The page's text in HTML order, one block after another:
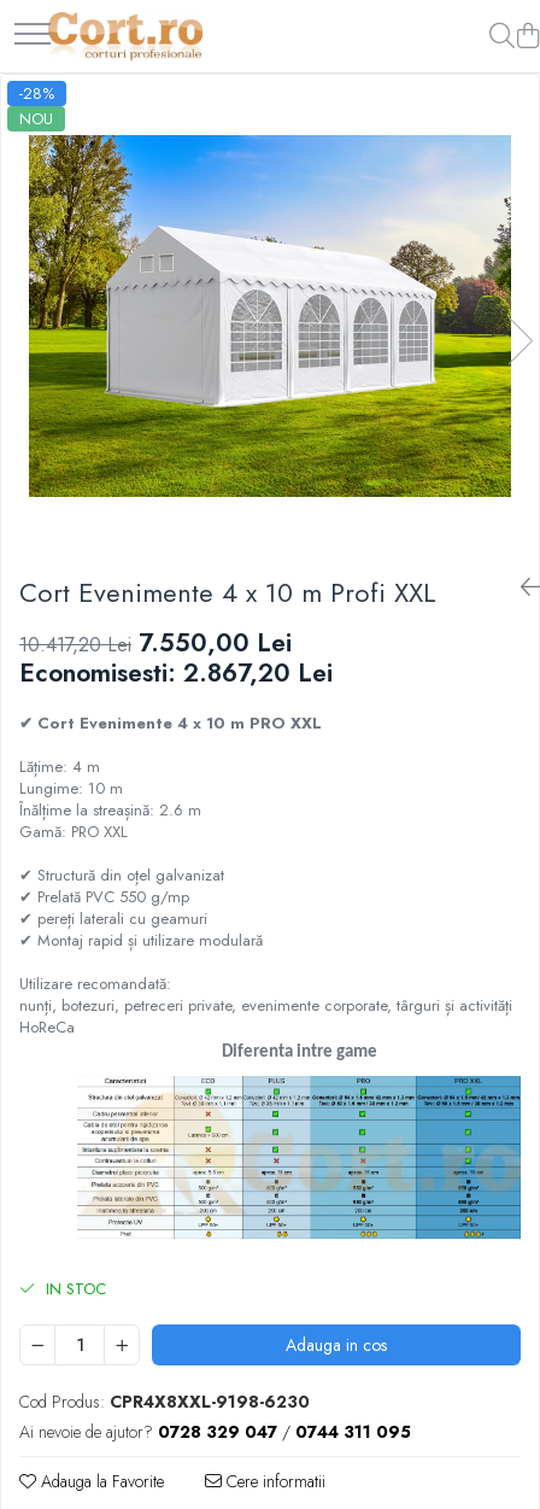
Cort Evenimente 4 x 10 m Profi XXL
-28%
NOU
10.417,20 Lei 7.550,00 Lei
Economisesti: 2.867,20 Lei
✔ Cort Evenimente 4 x 10 m PRO XXL
Lățime: 4 m
Lungime: 10 m
Înălțime la streașină: 2.6 m
Gamă: PRO XXL
✔ Structură din oțel galvanizat
✔ Prelată PVC 550 g/mp
✔ pereți laterali cu geamuri
✔ Montaj rapid și utilizare modulară
Utilizare recomandată:
nunți, botezuri, petreceri private, evenimente corporate, târguri și activități
HoReCa
Diferenta intre game
IN STOC
Adauga in cos
Cod Produs: CPR4X8XXL-9198-6230
Ai nevoie de ajutor? 0728 329 047 / 0744 311 095
Adauga la Favorite Cere informatii